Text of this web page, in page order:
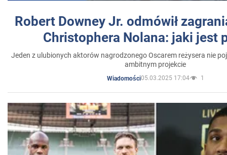
Robert Downey Jr. odmówił
Christophera Nolana: jaki jest
Jeden z ulubionych aktorów nagrodzonego Oscarem reżysera nie
ambitnym projekcie
Wiadomości05.03.2025 17:04 1